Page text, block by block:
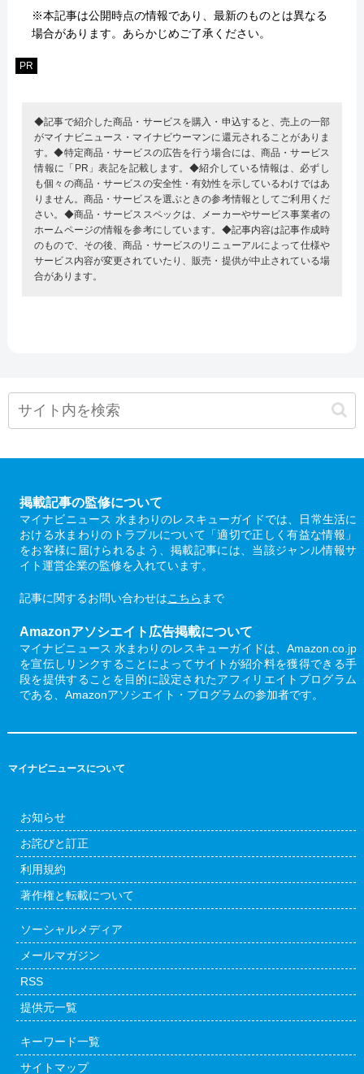
※本記事は公開時点の情報であり、最新のものとは異なる
場合があります。あらかじめご了承ください。
PR
◆記事で紹介した商品・サービスを購入・申込すると、売上の一部
がマイナビニュース・マイナビウーマンに還元されることがありま
す。◆特定商品・サービスの広告を行う場合には、商品・サービス
情報に「PR」表記を記載します。◆紹介している情報は、必ずし
も個々の商品・サービスの安全性・有効性を示しているわけではあ
りません。商品・サービスを選ぶときの参考情報としてご利用くだ
さい。◆商品・サービススペックは、メーカーやサービス事業者の
ホームページの情報を参考にしています。◆記事内容は記事作成時
のもので、その後、商品・サービスのリニューアルによって仕様や
サービス内容が変更されていたり、販売・提供が中止されている場
合があります。
掲載記事の監修について
マイナビニュース 水まわりのレスキューガイドでは、日常生活に
おける水まわりのトラブルについて「適切で正しく有益な情報」
をお客様に届けられるよう、掲載記事には、当該ジャンル情報サ
イト運営企業の監修を入れています。
記事に関するお問い合わせはこちら まで
Amazonアソシエイト広告掲載について
マイナビニュース 水まわりのレスキューガイドは、Amazon.co.jp
を宣伝しリンクすることによってサイトが紹介料を獲得できる手
段を提供することを目的に設定されたアフィリエイトプログラム
である、Amazonアソシエイト・プログラムの参加者です。
マイナビニュースについて
お知らせ
お詫びと訂正
利用規約
著作権と転載について
ソーシャルメディア
メールマガジン
RSS
提供元一覧
キーワード一覧
サイトマップ